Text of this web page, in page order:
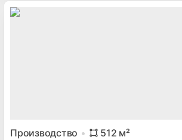
Производство 512 м²